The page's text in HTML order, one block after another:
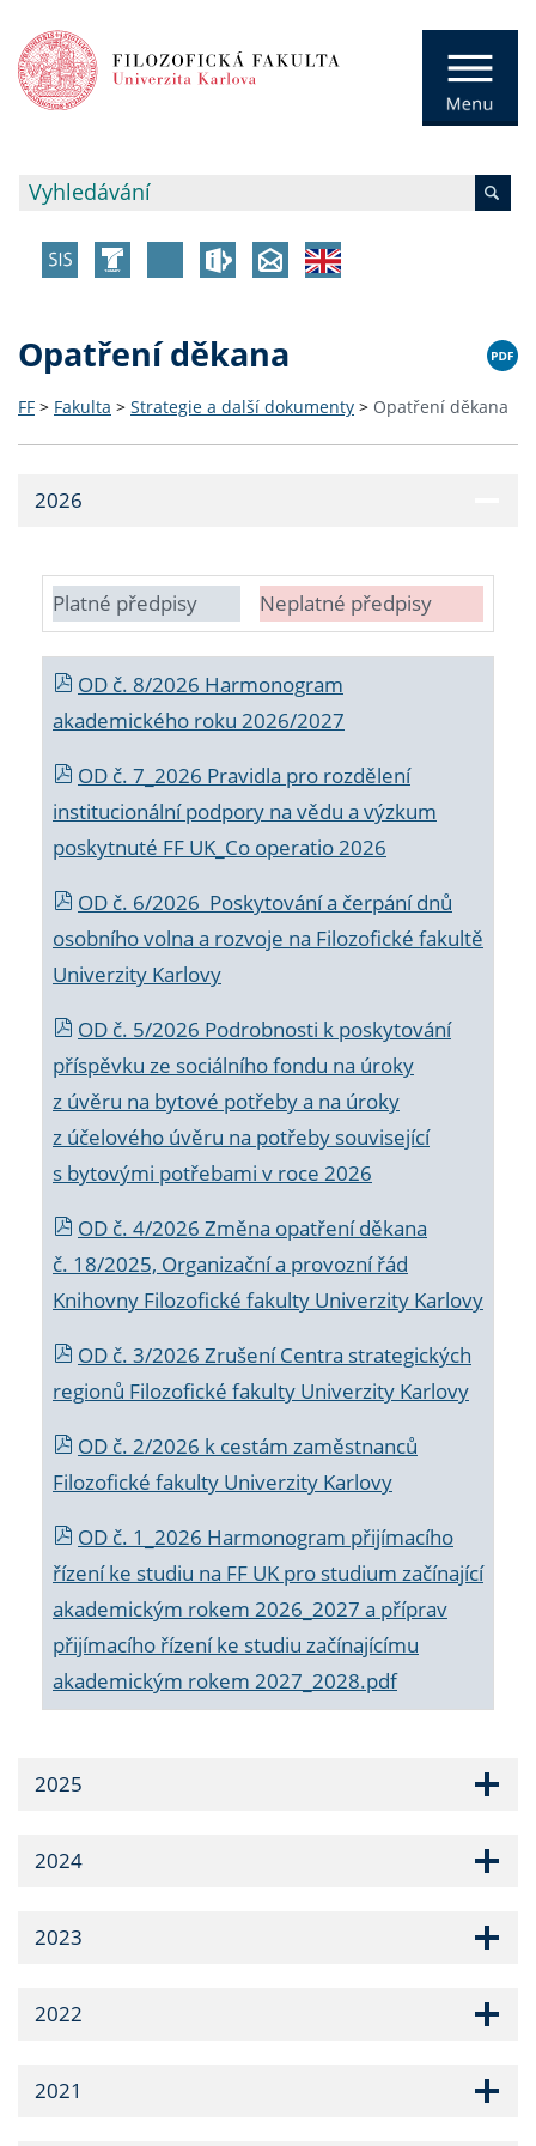
Opatření děkana
FF > Fakulta > Strategie a další dokumenty > Opatření děkana
2026
Platné předpisy Neplatné předpisy
OD č. 8/2026 Harmonogram
akademického roku 2026/2027
OD č. 7_2026 Pravidla pro rozdělení
institucionální podpory na vědu a výzkum
poskytnuté FF UK_Co operatio 2026
OD č. 6/2026 Poskytování a čerpání dnů
osobního volna a rozvoje na Filozofické fakultě
Univerzity Karlovy
OD č. 5/2026 Podrobnosti k poskytování
příspěvku ze sociálního fondu na úroky
z úvěru na bytové potřeby a na úroky
z účelového úvěru na potřeby související
s bytovými potřebami v roce 2026
OD č. 4/2026 Změna opatření děkana
č. 18/2025, Organizační a provozní řád
Knihovny Filozofické fakulty Univerzity Karlovy
OD č. 3/2026 Zrušení Centra strategických
regionů Filozofické fakulty Univerzity Karlovy
OD č. 2/2026 k cestám zaměstnanců
Filozofické fakulty Univerzity Karlovy
OD č. 1_2026 Harmonogram přijímacího
řízení ke studiu na FF UK pro studium začínající
akademickým rokem 2026_2027 a příprav
přijímacího řízení ke studiu začínajícímu
akademickým rokem 2027_2028.pdf
2025
2024
2023
2022
2021